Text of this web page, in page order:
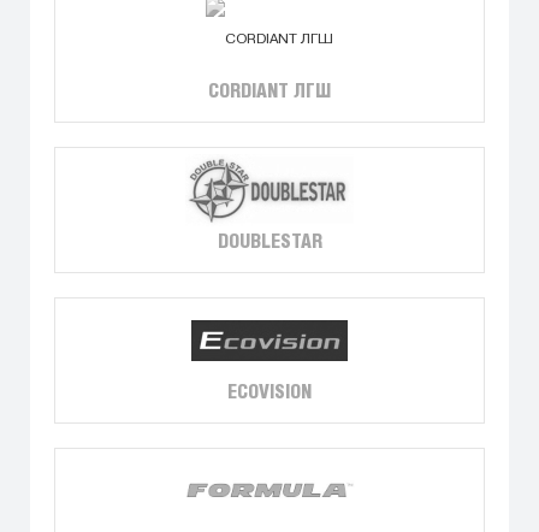
CORDIANT ЛГШ
DOUBLESTAR
ECOVISION